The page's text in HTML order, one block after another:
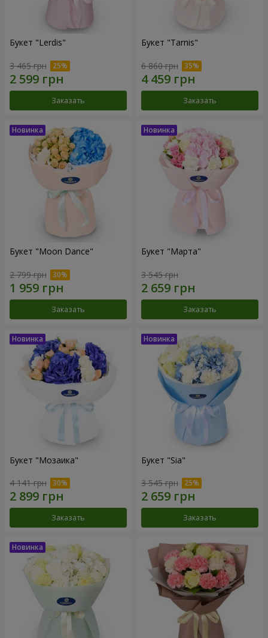
Букет "Lerdis"
3 465 грн
Заказать
Букет "Tarnis"
6 860 грн
Заказать
Букет "Moon Dance"
2 799 грн
Заказать
Букет "Марта"
3 545 грн
Заказать
Букет "Мозаика"
4 141 грн
Заказать
Букет "Sia"
3 545 грн
Заказать